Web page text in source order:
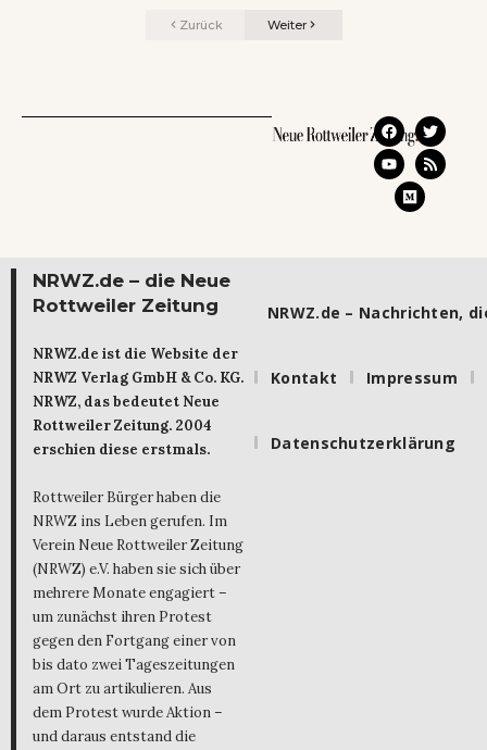
Zurück Weiter
NRWZ.de – die Neue
Rottweiler Zeitung
NRWZ.de ist die Website der
NRWZ Verlag GmbH & Co. KG.
NRWZ, das bedeutet Neue
Rottweiler Zeitung. 2004
erschien diese erstmals.
Rottweiler Bürger haben die
NRWZ ins Leben gerufen. Im
Verein Neue Rottweiler Zeitung
(NRWZ) e.V. haben sie sich über
mehrere Monate engagiert –
um zunächst ihren Protest
gegen den Fortgang einer von
bis dato zwei Tageszeitungen
am Ort zu artikulieren. Aus
dem Protest wurde Aktion –
und daraus entstand die
NRWZ.de – Nachrichten,
Kontakt Impressum
Datenschutzerklärung